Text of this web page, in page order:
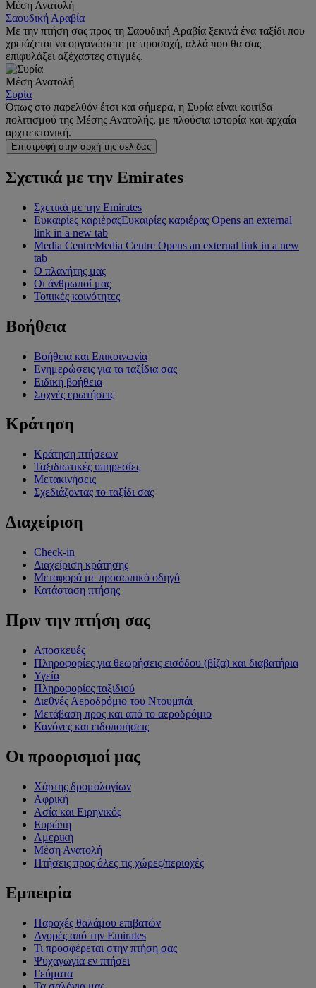
Μέση Ανατολή
Σαουδική Αραβία
Με την πτήση σας προς τη Σαουδική Αραβία ξεκινά ένα ταξίδι που
χρειάζεται να οργανώσετε με προσοχή, αλλά που θα σας
επιφυλάξει αξέχαστες στιγμές.
Μέση Ανατολή
Συρία
Όπως στο παρελθόν έτσι και σήμερα, η Συρία είναι κοιτίδα
πολιτισμού της Μέσης Ανατολής, με πλούσια ιστορία και αρχαία
αρχιτεκτονική.
Επιστροφή στην αρχή της σελίδας
Σχετικά με την Emirates
Σχετικά με την Emirates
Ευκαιρίες καριέραςΕυκαιρίες καριέρας Opens an external
link in a new tab
Media CentreMedia Centre Opens an external link in a new
tab
Ο πλανήτης μας
Οι άνθρωποί μας
Τοπικές κοινότητες
Βοήθεια
Βοήθεια και Επικοινωνία
Ενημερώσεις για τα ταξίδια σας
Ειδική βοήθεια
Συχνές ερωτήσεις
Κράτηση
Κράτηση πτήσεων
Ταξιδιωτικές υπηρεσίες
Μετακινήσεις
Σχεδιάζοντας το ταξίδι σας
Διαχείριση
Check-in
Διαχείριση κράτησης
Μεταφορά με προσωπικό οδηγό
Κατάσταση πτήσης
Πριν την πτήση σας
Αποσκευές
Πληροφορίες για θεωρήσεις εισόδου (βίζα) και διαβατήρια
Υγεία
Πληροφορίες ταξιδιού
Διεθνές Αεροδρόμιο του Ντουμπάι
Μετάβαση προς και από το αεροδρόμιο
Κανόνες και ειδοποιήσεις
Οι προορισμοί μας
Χάρτης δρομολογίων
Αφρική
Ασία και Ειρηνικός
Ευρώπη
Αμερική
Μέση Ανατολή
Πτήσεις προς όλες τις χώρες/περιοχές
Εμπειρία
Παροχές θαλάμου επιβατών
Αγορές από την Emirates
Τι προσφέρεται στην πτήση σας
Ψυχαγωγία εν πτήσει
Γεύματα